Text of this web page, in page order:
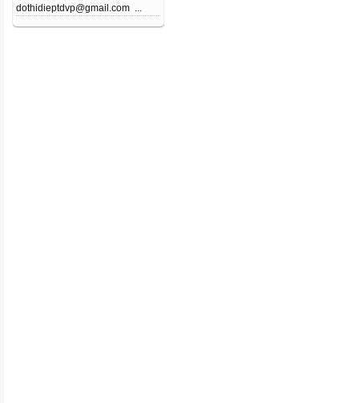
dothidieptdvp@gmail.com ...